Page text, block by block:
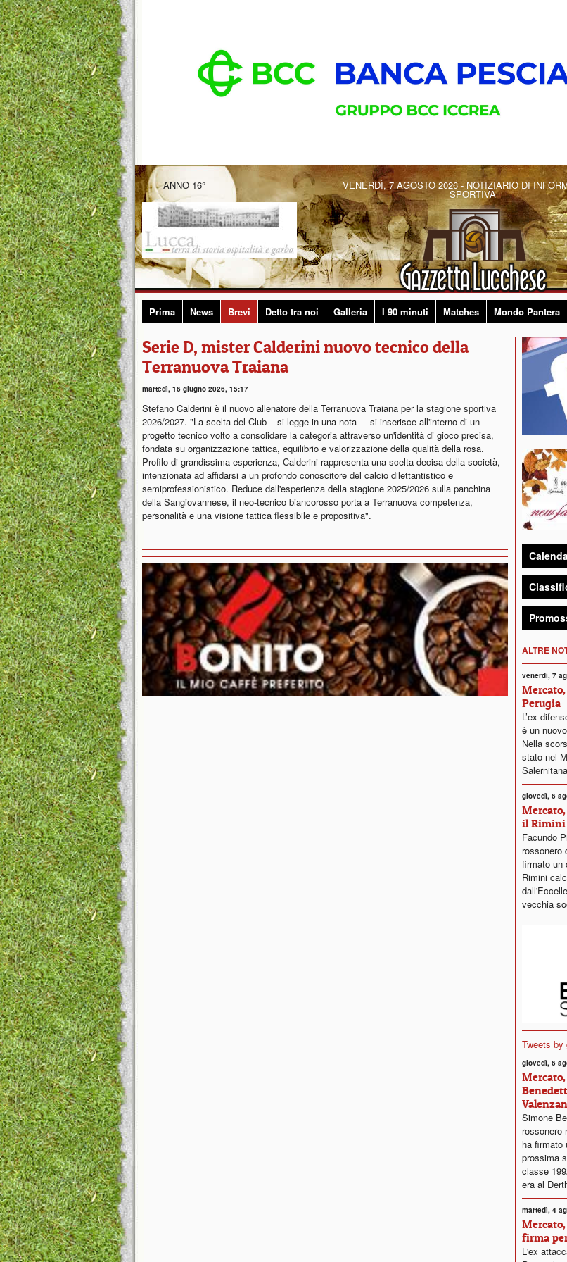
ANNO 16° VENERDÌ, 7 AGOSTO 2026 - NOTIZIARIO DI
SPORTIVA
Prima News Brevi Detto tra noi Galleria I 90 minuti Matches Mondo Pantera
Serie D, mister Calderini nuovo tecnico della
Terranuova Traiana
martedì, 16 giugno 2026, 15:17
Stefano Calderini è il nuovo allenatore della Terranuova Traiana per la stagione sportiva
2026/2027. "La scelta del Club – si legge in una nota – si inserisce all'interno di un
progetto tecnico volto a consolidare la categoria attraverso un'identità di gioco precisa,
fondata su organizzazione tattica, equilibrio e valorizzazione della qualità della rosa.
Profilo di grandissima esperienza, Calderini rappresenta una scelta decisa della società,
intenzionata ad affidarsi a un profondo conoscitore del calcio dilettantistico e
semiprofessionistico. Reduce dall'esperienza della stagione 2025/2026 sulla panchina
della Sangiovannese, il neo-tecnico biancorosso porta a Terranuova competenza,
personalità e una visione tattica flessibile e propositiva".
ALTRE
venerdì, 7
Perugia
L’ex
è un
Nella
stato nel
giovedì, 6
il Rimini
Facundo
rossonero
firmato un
Rimini
vecchia
Tweets
giovedì, 6
Simone
rossonero
ha firmato
prossima
classe
era al
martedì, 4
firma
L'ex